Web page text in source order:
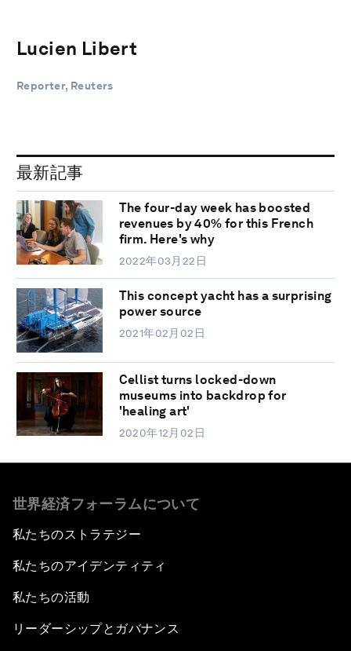
Lucien Libert
Reporter, Reuters
最新記事
The four-day week has boosted
revenues by 40% for this French
firm. Here's why
2022年03月22日
This concept yacht has a surprising
power source
2021年02月02日
Cellist turns locked-down
museums into backdrop for
'healing art'
2020年12月02日
世界経済フォーラムについて
私たちのストラテジー
私たちのアイデンティティ
私たちの活動
リーダーシップとガバナンス